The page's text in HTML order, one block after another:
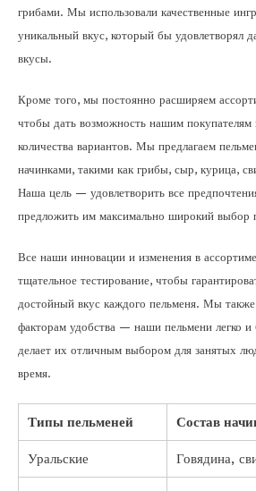
грибами. Мы использовали качественные
уникальный вкус, который бы удовлетворял
вкусы.
Кроме того, мы постоянно расширяем
чтобы дать возможность нашим покупателям
количества вариантов. Мы предлагаем
начинками, такими как грибы, сыр, курица,
Наша цель — удовлетворить все
предложить им максимально широкий выбор
Все наши инновации и изменения в
тщательное тестирование, чтобы
достойный вкус каждого пельменя. Мы
факторам удобства — наши пельмени легко и
делает их отличным выбором для занятых
время.
Типы пельменей Состав
Уральские Говядина,